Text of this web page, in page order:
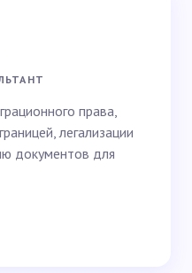
права,
легализации
документов для